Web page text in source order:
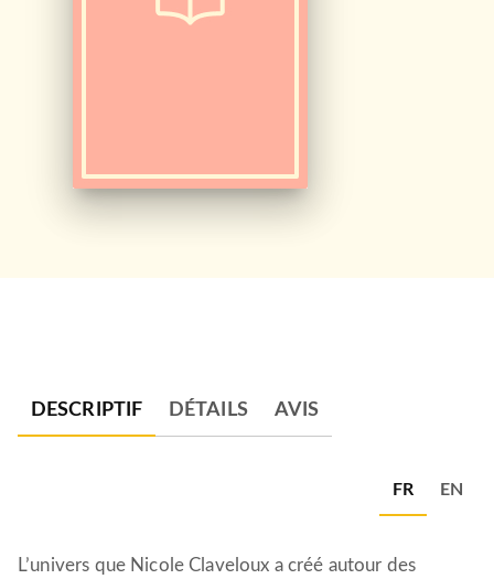
DESCRIPTIF DÉTAILS AVIS
FR EN
L’univers que Nicole Claveloux a créé autour des